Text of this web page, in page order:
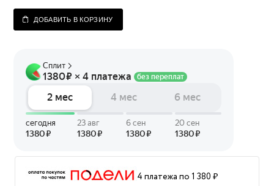
ДОБАВИТЬ В КОРЗИНУ
4 платежа по 1 380 ₽